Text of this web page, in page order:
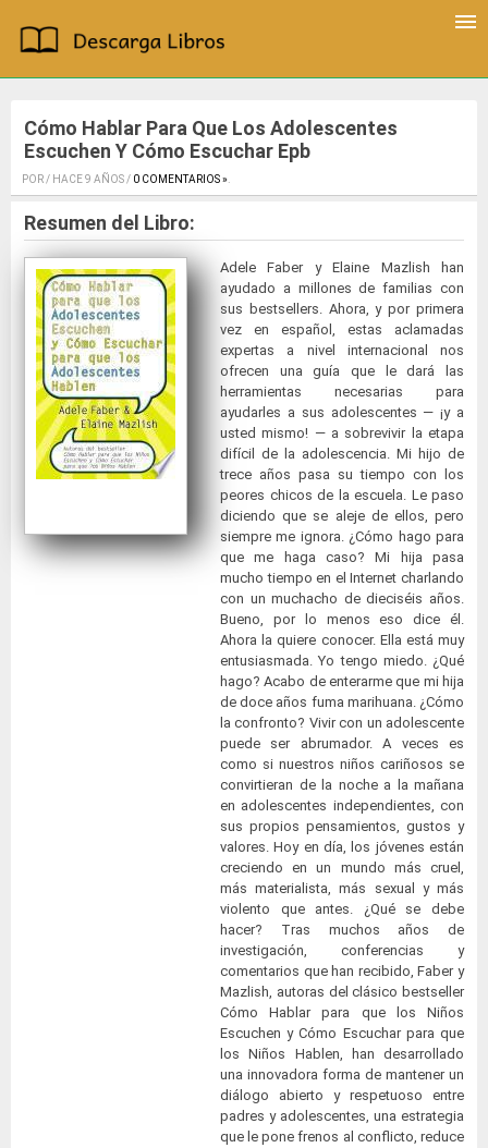
Cómo Hablar Para Que Los Adolescentes
Escuchen Y Cómo Escuchar Epb
POR / HACE 9 AÑOS / 0 COMENTARIOS ».
Resumen del Libro:
Adele Faber y Elaine Mazlish han
ayudado a millones de familias con
sus bestsellers. Ahora, y por primera
vez en español, estas aclamadas
expertas a nivel internacional nos
ofrecen una guía que le dará las
herramientas necesarias para
ayudarles a sus adolescentes — ¡y a
usted mismo! — a sobrevivir la etapa
difícil de la adolescencia. Mi hijo de
trece años pasa su tiempo con los
peores chicos de la escuela. Le paso
diciendo que se aleje de ellos, pero
siempre me ignora. ¿Cómo hago para
que me haga caso? Mi hija pasa
mucho tiempo en el Internet charlando
con un muchacho de dieciséis años.
Bueno, por lo menos eso dice él.
Ahora la quiere conocer. Ella está muy
entusiasmada. Yo tengo miedo. ¿Qué
hago? Acabo de enterarme que mi hija
de doce años fuma marihuana. ¿Cómo
la confronto? Vivir con un adolescente
puede ser abrumador. A veces es
como si nuestros niños cariñosos se
convirtieran de la noche a la mañana
en adolescentes independientes, con
sus propios pensamientos, gustos y
valores. Hoy en día, los jóvenes están
creciendo en un mundo más cruel,
más materialista, más sexual y más
violento que antes. ¿Qué se debe
hacer? Tras muchos años de
investigación, conferencias y
comentarios que han recibido, Faber y
Mazlish, autoras del clásico bestseller
Cómo Hablar para que los Niños
Escuchen y Cómo Escuchar para que
los Niños Hablen, han desarrollado
una innovadora forma de mantener un
diálogo abierto y respetuoso entre
padres y adolescentes, una estrategia
que le pone frenos al conflicto, reduce